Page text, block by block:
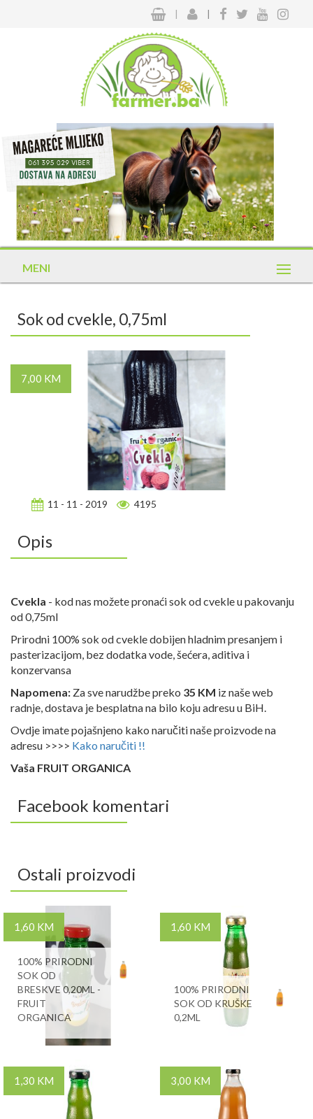
| |
MENI
Sok od cvekle, 0,75ml
7,00 KM
11 - 11 - 2019 4195
Opis
Cvekla - kod nas možete pronaći sok od cvekle u pakovanju
od 0,75ml
Prirodni 100% sok od cvekle dobijen hladnim presanjem i
pasterizacijom, bez dodatka vode, šećera, aditiva i
konzervansa
Napomena: Za sve narudžbe preko 35 KM iz naše web
radnje, dostava je besplatna na bilo koju adresu u BiH.
Ovdje imate pojašnjeno kako naručiti naše proizvode na
adresu >>>> Kako naručiti !!
Vaša FRUIT ORGANICA
Facebook komentari
Ostali proizvodi
1,60 KM
100% PRIRODNI
SOK OD
BRESKVE 0,20ML -
FRUIT
ORGANICA
1,60 KM
100% PRIRODNI
SOK OD KRUŠKE
0,2ML
1,30 KM 3,00 KM